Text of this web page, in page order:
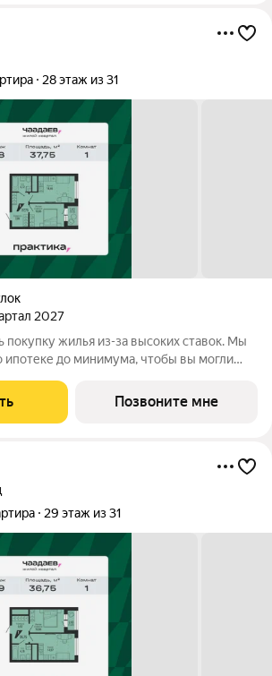
28 этаж из 31
2027
покупку жилья из-за высоких ставок. Мы
ипотеке до минимума, чтобы вы могли
свое выгодное предложение в отделе
Позвоните мне
29 этаж из 31